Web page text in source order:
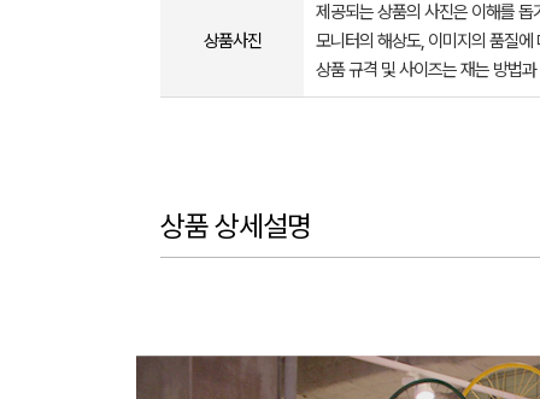
상품사진
제공되는 상품의 사진은 이해를
모니터의 해상도, 이미지의 품질
상품 규격 및 사이즈는 재는 방법
상품 상세설명